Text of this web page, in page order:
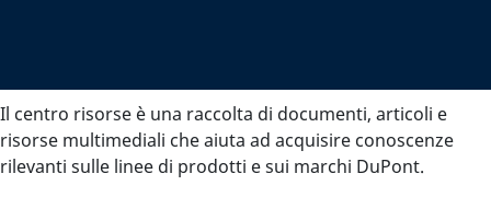
Il centro risorse è una raccolta di documenti, articoli e
risorse multimediali che aiuta ad acquisire conoscenze
rilevanti sulle linee di prodotti e sui marchi DuPont.